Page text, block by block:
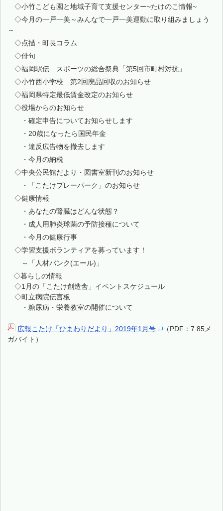
◇小竹こども園と地域子育て支援センター~たけのこ情報~
◇今月の一戸一美～みんなで一戸一美運動に取り組みましょう
～
◇点描・町長コラム
◇俳句
◇福岡駅伝 スポーツの総合祭典「第5回市町村対抗」
◇小竹西小学校 第2回廃品回収のお知らせ
◇福岡県特定最低賃金改定のお知らせ
◇役場からのお知らせ
・確定申告についてお知らせします
・20歳になったら国民年金
・違反広告物を撤去します
・今月の納税
◇中央公民館だより・図書室新刊のお知らせ
・「こたけプレーパーク」のお知らせ
◇健康情報
・あなたの腎臓はどんな状態？
・成人用肺炎球菌の予防接種について
・今月の健康行事
◇学習支援ボランティアを募っています！
～「人材バンク(エール)」
◇暮らしの情報
◇1月の「こたけ創造舎」イベントスケジュール
◇町立病院伝言板
・糖尿病・栄養教室の開催について
広報こたけ「ひまわりだより」2019年1月号
（PDF：7.85メ
ガバイト）